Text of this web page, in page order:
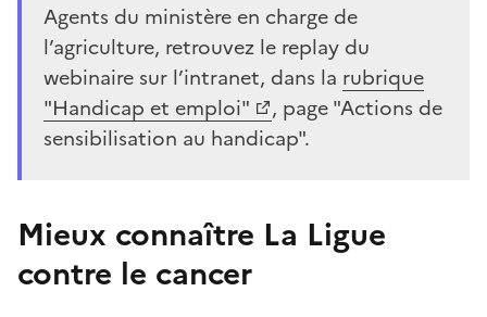
Agents du ministère en charge de
l’agriculture, retrouvez le replay du
webinaire sur l’intranet, dans la rubrique
"Handicap et emploi"
, page "Actions de
sensibilisation au handicap".
Mieux connaître La Ligue
contre le cancer